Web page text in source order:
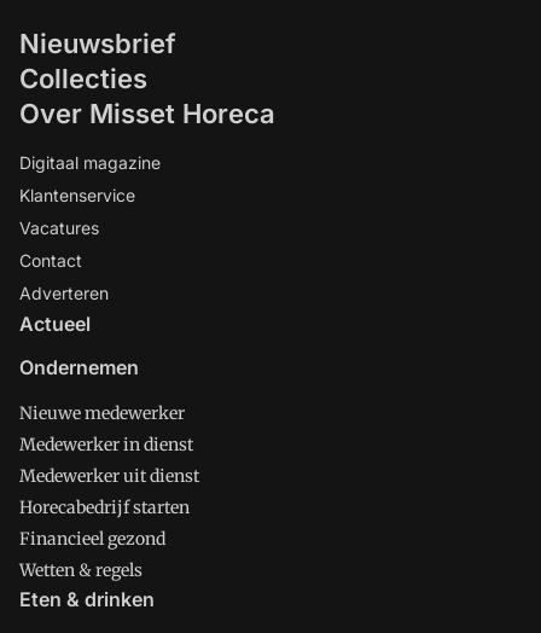
Nieuwsbrief
Collecties
Over Misset Horeca
Digitaal magazine
Klantenservice
Vacatures
Contact
Adverteren
Actueel
Ondernemen
Nieuwe medewerker
Medewerker in dienst
Medewerker uit dienst
Horecabedrijf starten
Financieel gezond
Wetten & regels
Eten & drinken